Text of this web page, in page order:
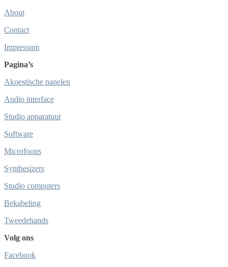
About
Contact
Impressum
Pagina’s
Akoestische panelen
Audio interface
Studio apparatuur
Software
Microfoons
Synthesizers
Studio computers
Bekabeling
Tweedehands
Volg ons
Facebook